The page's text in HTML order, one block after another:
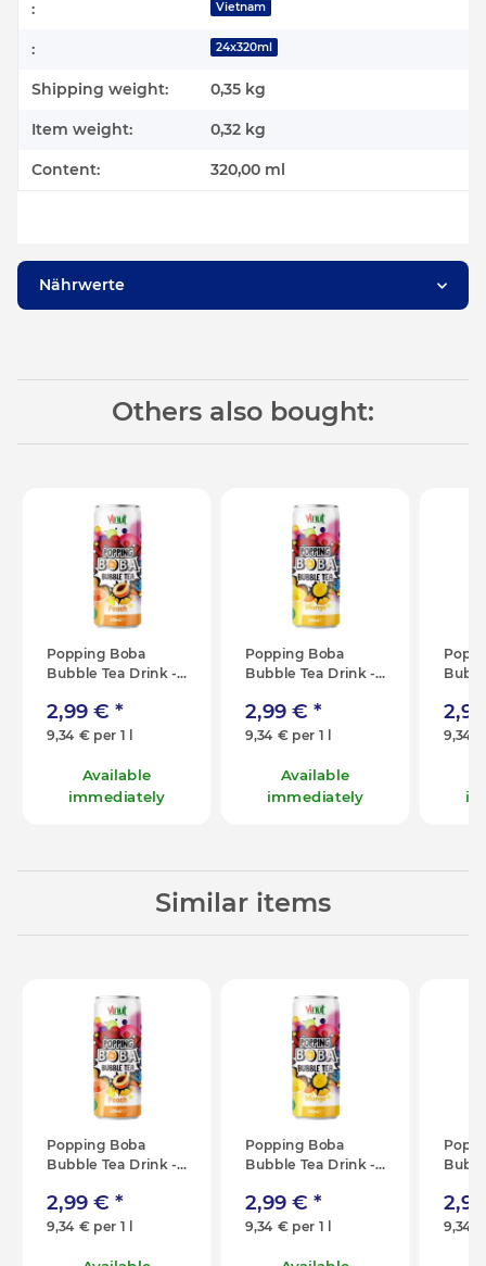
: Vietnam
: 24x320ml
Shipping weight: 0,35 kg
Item weight: 0,32 kg
Content: 320,00 ml
Nährwerte
Others also bought:
Popping Boba
Bubble Tea Drink -
2,99 €*
9,34 € per 1 l
Available
immediately
Popping Boba
Bubble Tea Drink -
2,99 €*
9,34 € per 1 l
Available
immediately
9,34
Similar items
Popping Boba
Bubble Tea Drink -
2,99 €*
9,34 € per 1 l
Popping Boba
Bubble Tea Drink -
2,99 €*
9,34 € per 1 l 9,34